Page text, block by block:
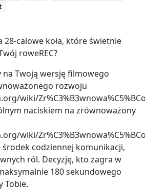
28-calowe koła, które świetnie
roweREC?
na Twoją wersję filmowego
rozwoju
wiki/
naciskiem na zrównoważony
wiki/
codziennej komunikacji,
ról. Decyzję, kto zagra w
180 sekundowego
Tobie.